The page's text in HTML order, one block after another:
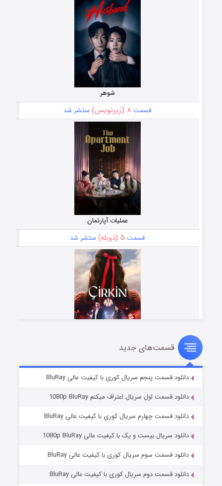
شوهر
قسمت ۸ (زیرنویس) منتشر شد
عملیات آپارتمان
قسمت ۵ (دوبله) منتشر شد
سریال زشت
قسمت۲ (زیرنویس) منتشر شد
مردگان متحرک: شهر مرده ۳
قسمت‌های جدید
دانلود قسمت پنجم سریال کوری با کیفیت عالی BluRay
دانلود قسمت اول سریال اعتراف میکنم 1080p BluRay
دانلود قسمت چهارم سریال کوری با کیفیت عالی BluRay
دانلود سریال بیست و یک با کیفیت عالی 1080p BluRay
دانلود قسمت سوم سریال کوری با کیفیت عالی BluRay
دانلود قسمت دوم سریال کوری با کیفیت عالی BluRay